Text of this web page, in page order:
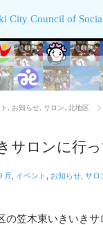
City Council of
お知らせ サロン 北地区
サロンに行
月 イベント お知らせ サロ
の笠木東いきいきサ